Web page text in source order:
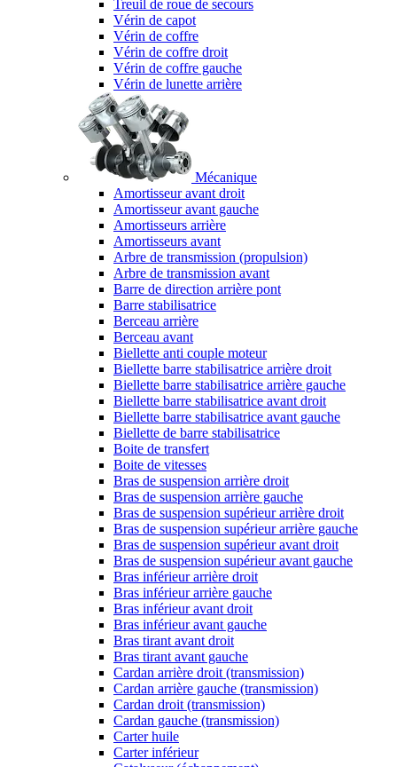
Treuil de roue de secours
Vérin de capot
Vérin de coffre
Vérin de coffre droit
Vérin de coffre gauche
Vérin de lunette arrière
Mécanique
Amortisseur avant droit
Amortisseur avant gauche
Amortisseurs arrière
Amortisseurs avant
Arbre de transmission (propulsion)
Arbre de transmission avant
Barre de direction arrière pont
Barre stabilisatrice
Berceau arrière
Berceau avant
Biellette anti couple moteur
Biellette barre stabilisatrice arrière droit
Biellette barre stabilisatrice arrière gauche
Biellette barre stabilisatrice avant droit
Biellette barre stabilisatrice avant gauche
Biellette de barre stabilisatrice
Boite de transfert
Boite de vitesses
Bras de suspension arrière droit
Bras de suspension arrière gauche
Bras de suspension supérieur arrière droit
Bras de suspension supérieur arrière gauche
Bras de suspension supérieur avant droit
Bras de suspension supérieur avant gauche
Bras inférieur arrière droit
Bras inférieur arrière gauche
Bras inférieur avant droit
Bras inférieur avant gauche
Bras tirant avant droit
Bras tirant avant gauche
Cardan arrière droit (transmission)
Cardan arrière gauche (transmission)
Cardan droit (transmission)
Cardan gauche (transmission)
Carter huile
Carter inférieur